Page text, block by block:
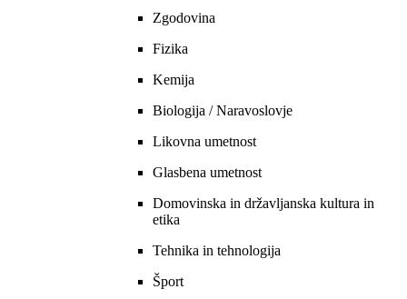
Zgodovina
Fizika
Kemija
Biologija / Naravoslovje
Likovna umetnost
Glasbena umetnost
Domovinska in državljanska kultura in
etika
Tehnika in tehnologija
Šport